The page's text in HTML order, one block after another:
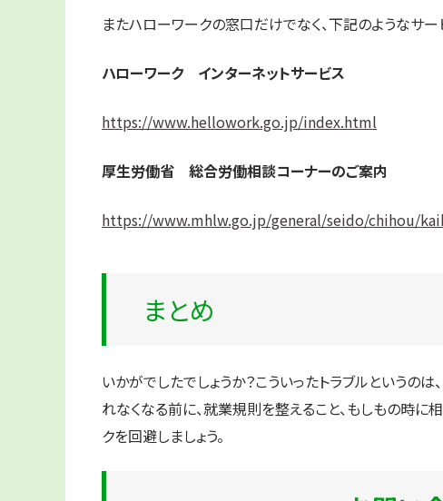
またハローワークの窓口だけでなく、下記のようなサ
ハローワーク インターネットサービス
https://www.hellowork.go.jp/index.html
厚生労働省 総合労働相談コーナーのご案内
https://www.mhlw.go.jp/general/seido/chihou/
まとめ
いかがでしたでしょうか？こういったトラブルというの
れなくなる前に、就業規則を整えること、もしもの時に
クを回避しましょう。